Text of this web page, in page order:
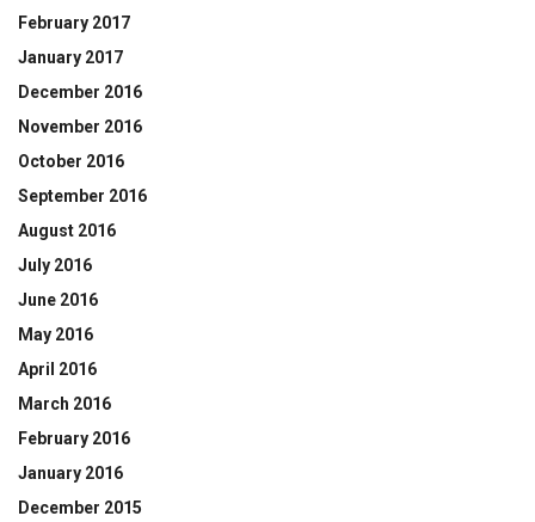
February 2017
January 2017
December 2016
November 2016
October 2016
September 2016
August 2016
July 2016
June 2016
May 2016
April 2016
March 2016
February 2016
January 2016
December 2015